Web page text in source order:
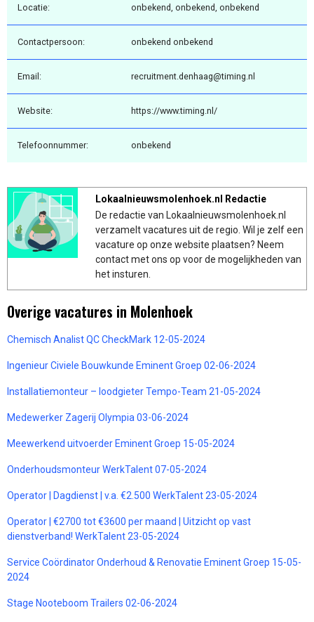
Locatie: onbekend, onbekend, onbekend
Contactpersoon: onbekend onbekend
Email: recruitment.denhaag@timing.nl
Website: https://www.timing.nl/
Telefoonnummer: onbekend
Lokaalnieuwsmolenhoek.nl Redactie
De redactie van Lokaalnieuwsmolenhoek.nl
verzamelt vacatures uit de regio. Wil je zelf een
vacature op onze website plaatsen? Neem
contact met ons op voor de mogelijkheden van
het insturen.
Overige vacatures in Molenhoek
Chemisch Analist QC CheckMark 12-05-2024
Ingenieur Civiele Bouwkunde Eminent Groep 02-06-2024
Installatiemonteur – loodgieter Tempo-Team 21-05-2024
Medewerker Zagerij Olympia 03-06-2024
Meewerkend uitvoerder Eminent Groep 15-05-2024
Onderhoudsmonteur WerkTalent 07-05-2024
Operator | Dagdienst | v.a. €2.500 WerkTalent 23-05-2024
Operator | €2700 tot €3600 per maand | Uitzicht op vast
dienstverband! WerkTalent 23-05-2024
Service Coördinator Onderhoud & Renovatie Eminent Groep 15-05-
2024
Stage Nooteboom Trailers 02-06-2024